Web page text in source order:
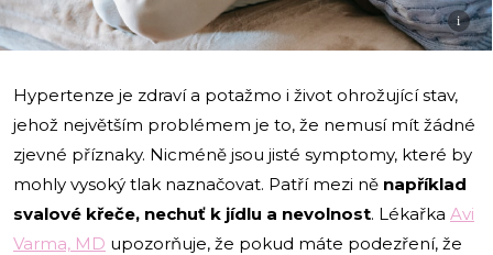
i
Hypertenze je zdraví a potažmo i život ohrožující stav,
jehož největším problémem je to, že nemusí mít žádné
zjevné příznaky. Nicméně jsou jisté symptomy, které by
mohly vysoký tlak naznačovat. Patří mezi ně například
svalové křeče, nechuť k jídlu a nevolnost. Lékařka Avi
Varma, MD upozorňuje, že pokud máte podezření, že